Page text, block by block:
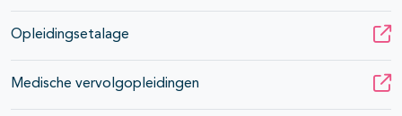
Opleidingsetalage
Medische vervolgopleidingen